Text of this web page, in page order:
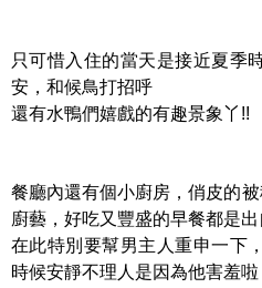
只可惜入住的當天是接近夏季
安，和候鳥打招呼
還有水鴨們嬉戲的有趣景象
餐廳內還有個小廚房，俏皮的
廚藝，好吃又豐盛的早餐都是
在此特別要幫男主人重申一下
時候安靜不理人是因為他害羞啦